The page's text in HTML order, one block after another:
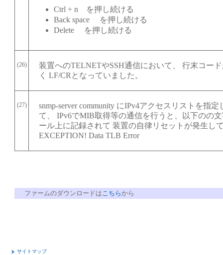
Ctrl + n を押し続ける
Back space を押し続ける
Delete を押し続ける
(26)
装置へのTELNETやSSH通信において、 行末コー
く LF/CRとなっていました。
(27)
snmp-server community にIPv4アクセスリストを指
て、 IPv6でMIB取得等の通信を行うと、以下のの
ール上に記録されて 装置の自律リセットが発生し
EXCEPTION! Data TLB Error
ファームのダウンロードはこちらから
サイトマップ